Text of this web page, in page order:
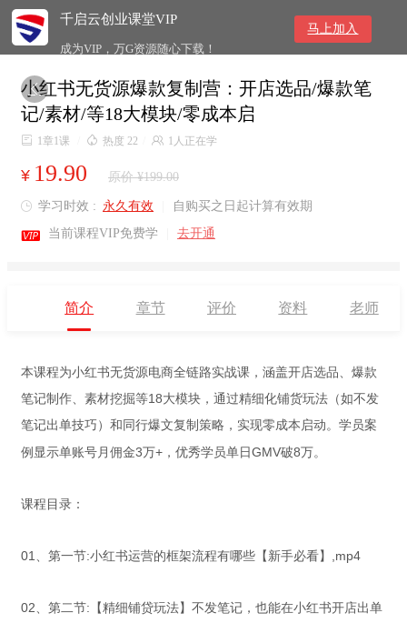
千启云创业课堂VIP
成为VIP，万G资源随心下载！
马上加入

小红书无货源爆款复制营：开店选品/爆款笔
记/素材/等18大模块/零成本启
 1章1课  热度 22  1人正在学
¥ 19.90 原价 ¥199.00
 学习时效 : 永久有效 自购买之日起计算有效期
 当前课程VIP免费学 去开通
简介 章节 评价 资料 老师
本课程为小红书无货源电商全链路实战课，涵盖开店选品、爆款
笔记制作、素材挖掘等18大模块，通过精细化铺货玩法（如不发
笔记出单技巧）和同行爆文复制策略，实现零成本启动。学员案
例显示单账号月佣金3万+，优秀学员单日GMV破8万。
课程目录：
01、第一节:小红书运营的框架流程有哪些【新手必看】,mp4
02、第二节:【精细铺贷玩法】不发笔记，也能在小红书开店出单